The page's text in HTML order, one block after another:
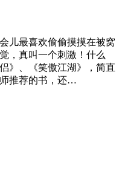
儿最喜欢偷偷摸摸在被窝
，真叫一个刺激！什么
》、《笑傲江湖》，简直
推荐的书，还…